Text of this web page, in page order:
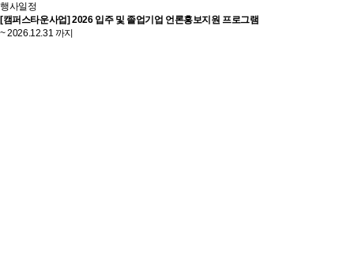
행사일정
[캠퍼스타운사업] 2026 입주 및 졸업기업 언론홍보지원 프로그램
~ 2026.12.31 까지